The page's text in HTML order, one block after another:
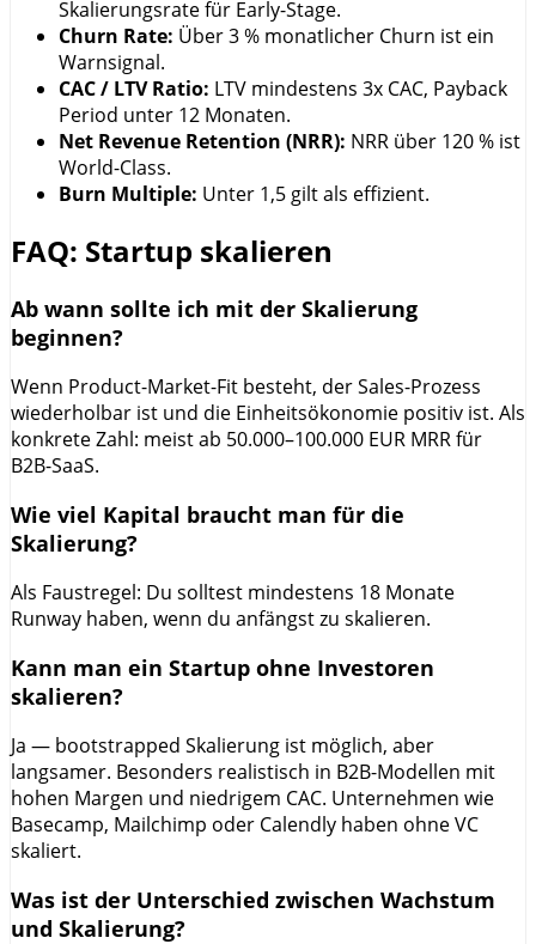
Skalierungsrate für Early-Stage.
Churn Rate: Über 3 % monatlicher Churn ist ein
Warnsignal.
CAC / LTV Ratio: LTV mindestens 3x CAC, Payback
Period unter 12 Monaten.
Net Revenue Retention (NRR): NRR über 120 % ist
World-Class.
Burn Multiple: Unter 1,5 gilt als effizient.
FAQ: Startup skalieren
Ab wann sollte ich mit der Skalierung
beginnen?
Wenn Product-Market-Fit besteht, der Sales-Prozess
wiederholbar ist und die Einheitsökonomie positiv ist. Als
konkrete Zahl: meist ab 50.000–100.000 EUR MRR für
B2B-SaaS.
Wie viel Kapital braucht man für die
Skalierung?
Als Faustregel: Du solltest mindestens 18 Monate
Runway haben, wenn du anfängst zu skalieren.
Kann man ein Startup ohne Investoren
skalieren?
Ja — bootstrapped Skalierung ist möglich, aber
langsamer. Besonders realistisch in B2B-Modellen mit
hohen Margen und niedrigem CAC. Unternehmen wie
Basecamp, Mailchimp oder Calendly haben ohne VC
skaliert.
Was ist der Unterschied zwischen Wachstum
und Skalierung?